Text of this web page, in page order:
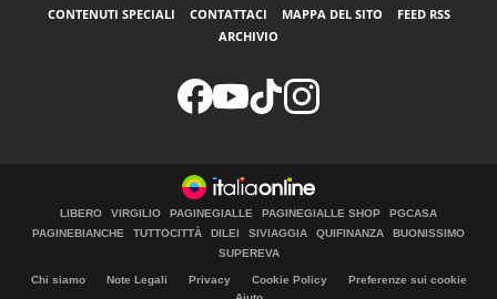
CONTENUTI SPECIALI CONTATTACI MAPPA DEL SITO
FEED RSS
ARCHIVIO
LIBERO VIRGILIO PAGINEGIALLE PAGINEGIALLE SHOP
PGCASA
PAGINEBIANCHE
TUTTOCITTÀ DILEI SIVIAGGIA QUIFINANZA
BUONISSIMO
SUPEREVA
Chi siamo Note Legali Privacy Cookie Policy
Preferenze sui cookie